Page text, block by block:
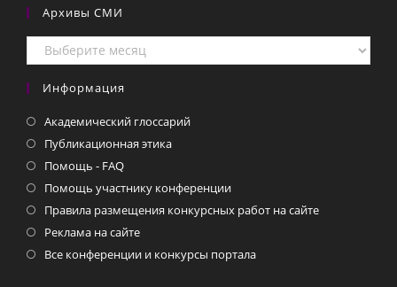
Архивы СМИ
Архивы
СМИ
Информация
Академический глоссарий
Публикационная этика
Помощь - FAQ
Помощь участнику конференции
Правила размещения конкурсных работ на сайте
Реклама на сайте
Все конференции и конкурсы портала